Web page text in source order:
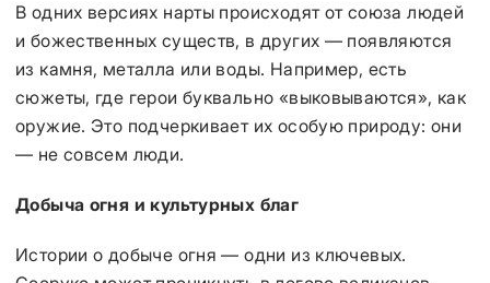
В одних версиях нарты происходят от союза людей
и божественных существ, в других — появляются
из камня, металла или воды. Например, есть
сюжеты, где герои буквально «выковываются», как
оружие. Это подчеркивает их особую природу: они
— не совсем люди.
Добыча огня и культурных благ
Истории о добыче огня — одни из ключевых.